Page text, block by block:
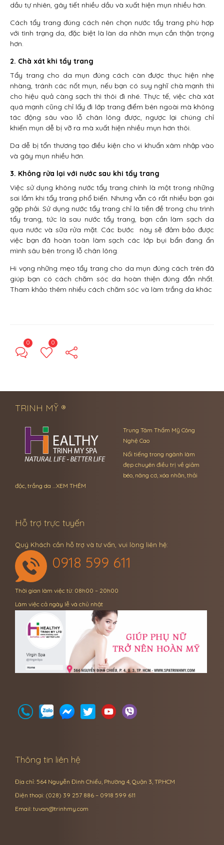
dầu tự nhiên, gây tiết nhiều dầu và xuất hiện mụn nhiều hơn.
Cách tẩy trang đúng cách nên chọn nước tẩy trang phù hợp
với tình trạng da, đặc biệt là làn da nhờn mụn cần thận trọng
hơn.
2. Chà xát khi tẩy trang
Tẩy trang cho da mụn đúng cách càn được thục hiện nhẹ
nhàng, tránh các nốt mụn, nếu bạn có suy nghĩ chà mạnh thì
cho hiệu quả càng sạch thì thôi đi nhé. Thực tế, việc chà xát
quá mạnh cũng chỉ lấy đi lớp trang điểm bên ngoài mà không
tác động sâu vào lỗ chân lông được, ngược lại chúng chỉ
khiến mụn dễ bị vỡ ra mà xuất hiện nhiều mụn hơn thôi.
Da dễ bị tổn thương tạo điều kiện cho vi khuẩn xâm nhập vào
và gây mụn nhiều hơn.
3. Không rửa lại với nước sau khi tẩy trang
Việc sử dụng không nước tẩy trang chính là một trong những
sai lầm khi tẩy trang phổ biến. Nhưng vẫn có rất nhiều bạn gái
gặp phải. Sử dụng nước tẩy trang chỉ là tiền đề trong chu trình
tẩy trang, tức là sau nước tẩy trang, bạn cần làm sạch da
qua nước và sữa rửa mặt. Các bước này sẽ đảm bảo được
việc bạn đã hoàn toàn làm sạch các lớp bụi bẩn đang ẩn
mình sâu bên trong lỗ chân lông.
Hi vọng những mẹo tẩy trang cho da mụn đúng cách trên đã
giúp bạn có cách chăm sóc da hoàn thiện đúng đắn nhất.
Tham khảo thêm nhiều cách chăm sóc và làm trắng da khác
0 0
TRINH MỸ ®
Trung Tâm Thẩm Mỹ Công
Nghệ Cao
Nổi tiếng trong ngành làm
đẹp chuyên điều trị về giảm
béo, nâng cơ, xóa nhăn, thải
độc, trắng da …XEM THÊM
Hỗ trợ trực tuyến
Quý Khách cần hỗ trợ và tư vấn, vui lòng liên hệ:
0918 599 611
Thời gian làm việc từ: 08h00 – 20h00
Làm việc cả ngày lễ và chủ nhật
Thông tin liên hệ
Địa chỉ: 564 Nguyễn Đình Chiểu, Phường 4, Quận 3, TP.HCM
Điện thoại: (028) 39 257 886 – 0918 599 611
Email: tuvan@trinhmy.com